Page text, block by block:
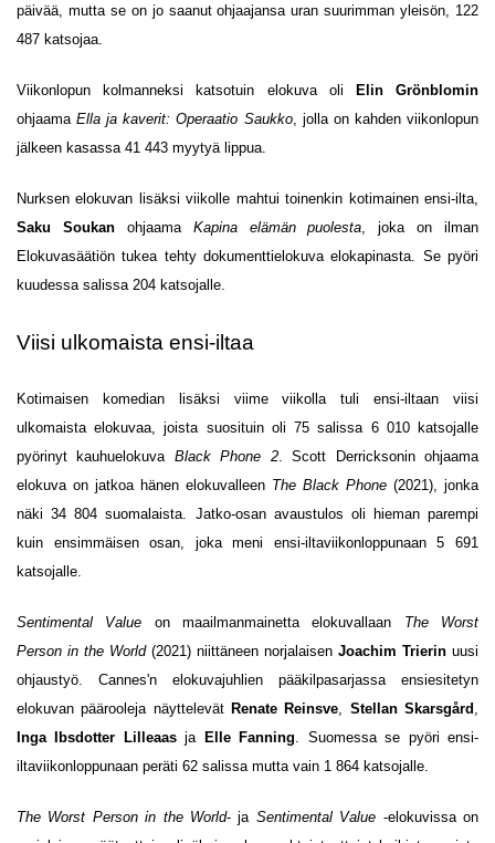
päivää, mutta se on jo saanut ohjaajansa uran suurimman yleisön, 122
487 katsojaa.
Viikonlopun kolmanneksi katsotuin elokuva oli Elin Grönblomin
ohjaamaElla ja kaverit: Operaatio Saukko, jolla on kahden viikonlopun
jälkeen kasassa 41 443 myytyä lippua.
Nurksen elokuvan lisäksi viikolle mahtui toinenkin kotimainen ensi-ilta,
Saku Soukanohjaama Kapina elämän puolesta , joka on ilman
Elokuvasäätiön tukea tehty dokumenttielokuva elokapinasta. Se pyöri
kuudessa salissa 204 katsojalle.
Viisi ulkomaista ensi-iltaa
Kotimaisen komedian lisäksi viime viikolla tuli ensi-iltaan viisi
ulkomaista elokuvaa, joista suosituin oli 75 salissa 6 010 katsojalle
pyörinyt kauhuelokuva Black Phone 2. Scott Derricksonin ohjaama
elokuva on jatkoa hänen elokuvalleen The Black Phone (2021), jonka
näki 34 804 suomalaista. Jatko-osan avaustulos oli hieman parempi
kuin ensimmäisen osan, joka meni ensi-iltaviikonloppunaan 5 691
katsojalle.
Sentimental Value on maailmanmainetta elokuvallaan The Worst
Person in the World(2021) niittäneen norjalaisen Joachim Trierin uusi
ohjaustyö. Cannes'n elokuvajuhlien pääkilpasarjassa ensiesitetyn
elokuvan päärooleja näyttelevät Renate Reinsve Stellan Skarsgård
Inga Ibsdotter Lilleaasja Elle Fanning . Suomessa se pyöri ensi-
iltaviikonloppunaan peräti 62 salissa mutta vain 1 864 katsojalle.
The Worst Person in the World- ja Sentimental Value -elokuvissa on